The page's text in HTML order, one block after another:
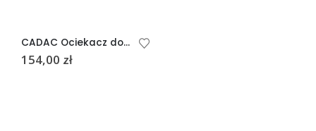
CADAC Ociekacz do czyszczenia rusztów Soft Soak 50
154,00 zł